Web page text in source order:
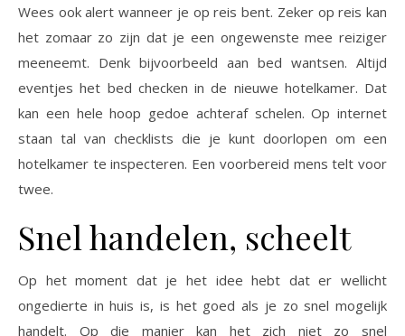
Wees ook alert wanneer je op reis bent. Zeker op reis kan
het zomaar zo zijn dat je een ongewenste mee reiziger
meeneemt. Denk bijvoorbeeld aan bed wantsen. Altijd
eventjes het bed checken in de nieuwe hotelkamer. Dat
kan een hele hoop gedoe achteraf schelen. Op internet
staan tal van checklists die je kunt doorlopen om een
hotelkamer te inspecteren. Een voorbereid mens telt voor
twee.
Snel handelen, scheelt
Op het moment dat je het idee hebt dat er wellicht
ongedierte in huis is, is het goed als je zo snel mogelijk
handelt. Op die manier kan het zich niet zo snel